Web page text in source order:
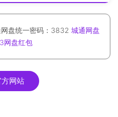
盘统一密码：3832 城通网盘
网盘红包
网站